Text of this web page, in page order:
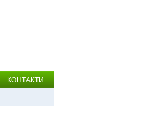
КОНТАКТИ